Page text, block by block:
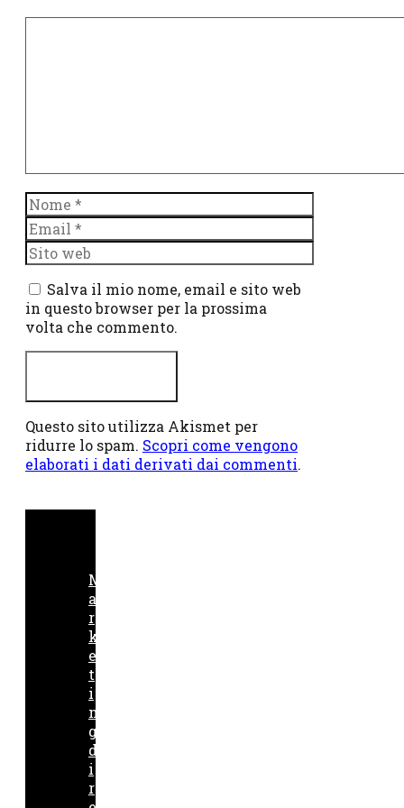
Nome
Email
Sito
web
Salva il mio nome, email e sito web
in questo browser per la prossima
volta che commento.
Questo sito utilizza Akismet per
ridurre lo spam. Scopri come vengono
elaborati i dati derivati dai commenti.
M
a
r
k
e
t
i
n
g
d
i
r